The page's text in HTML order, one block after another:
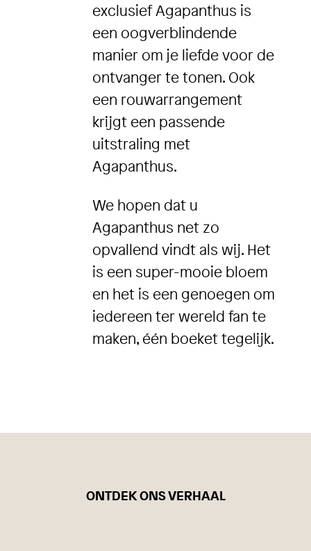
exclusief Agapanthus is
een oogverblindende
manier om je liefde voor de
ontvanger te tonen. Ook
een rouwarrangement
krijgt een passende
uitstraling met
Agapanthus.
We hopen dat u
Agapanthus net zo
opvallend vindt als wij. Het
is een super-mooie bloem
en het is een genoegen om
iedereen ter wereld fan te
maken, één boeket tegelijk.
ONTDEK ONS VERHAAL